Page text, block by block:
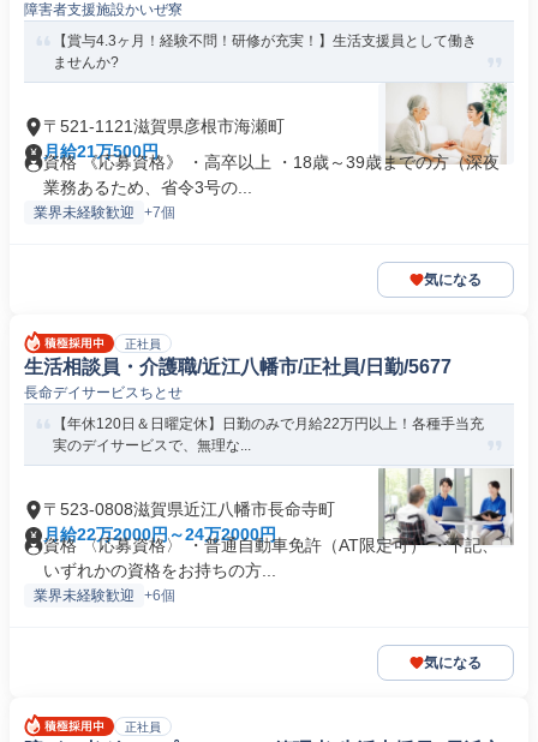
障害者支援施設かいぜ寮
【賞与4.3ヶ月！経験不問！研修が充実！】生活支援員として働き
ませんか?
〒521-1121滋賀県彦根市海瀬町
月給21万500円
資格 《応募資格》 ・高卒以上 ・18歳～39歳までの方（深夜
業務あるため、省令3号の...
業界未経験歓迎 +7個
気になる
正社員
生活相談員・介護職/近江八幡市/正社員/日勤/5677
長命デイサービスちとせ
【年休120日＆日曜定休】日勤のみで月給22万円以上！各種手当充
実のデイサービスで、無理な...
〒523-0808滋賀県近江八幡市長命寺町
月給22万2000円～24万2000円
資格 〈応募資格〉 ・普通自動車免許（AT限定可） ・下記、
いずれかの資格をお持ちの方...
業界未経験歓迎 +6個
気になる
正社員